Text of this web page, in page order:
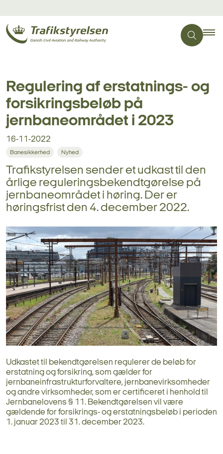
Regulering af erstatnings- og
forsikringsbeløb på
jernbaneområdet i 2023
16-11-2022
Banesikkerhed Nyhed
Trafikstyrelsen sender et udkast til den
årlige reguleringsbekendtgørelse på
jernbaneområdet i høring. Der er
høringsfrist den 4. december 2022.
Udkastet til bekendtgørelsen regulerer de beløb for
erstatning og forsikring, som gælder for
jernbaneinfrastrukturforvaltere, jernbanevirksomheder
og andre virksomheder, som er certificeret i henhold til
Jernbanelovens § 11. Bekendtgørelsen vil være
gældende for forsikrings- og erstatningsbeløb i perioden
1. januar 2023 til 31. december 2023.